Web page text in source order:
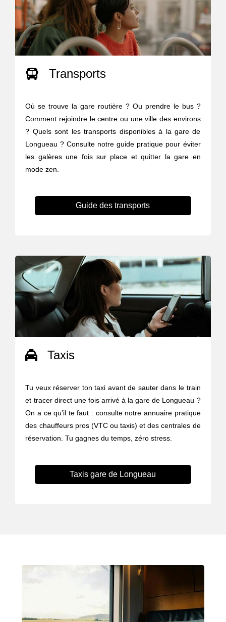
Transports
Où se trouve la gare routière ? Ou prendre le bus ?
Comment rejoindre le centre ou une ville des environs
? Quels sont les transports disponibles à la gare de
Longueau ? Consulte notre guide pratique pour éviter
les galères une fois sur place et quitter la gare en
mode zen.
Guide des transports
Taxis
Tu veux réserver ton taxi avant de sauter dans le train
et tracer direct une fois arrivé à la gare de Longueau ?
On a ce qu’il te faut : consulte notre annuaire pratique
des chauffeurs pros (VTC ou taxis) et des centrales de
réservation. Tu gagnes du temps, zéro stress.
Taxis gare de Longueau